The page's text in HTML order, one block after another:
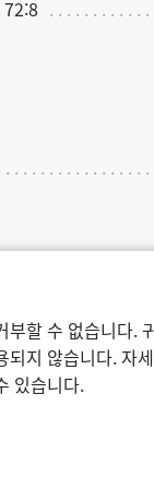
할 수 없습니다.
지 않습니다. 자
있습니다.